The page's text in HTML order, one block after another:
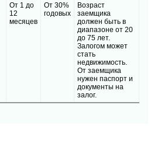
От 1 до
12
месяцев
От 30%
годовых
Возраст
заемщика
должен быть в
диапазоне от 20
до 75 лет.
Залогом может
стать
недвижимость.
От заемщика
нужен паспорт и
документы на
залог.